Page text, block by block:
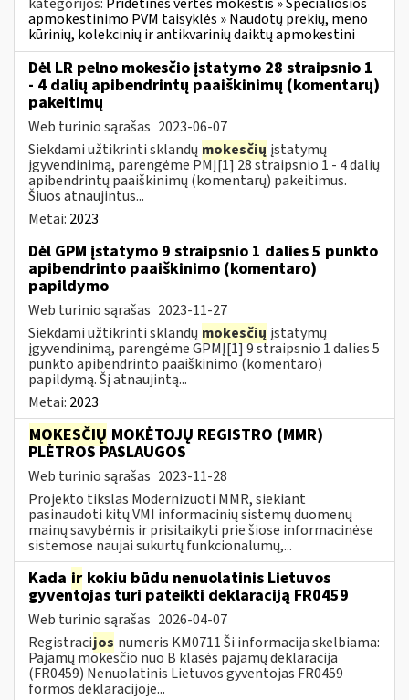
apmokestinimo PVM taisyklės » Naudotų prekių, meno
kūrinių, kolekcinių ir antikvarinių daiktų apmokestini
Dėl LR pelno mokesčio įstatymo 28 straipsnio 1
- 4 dalių apibendrintų paaiškinimų (komentarų)
pakeitimų
Web turinio sąrašas 2023-06-07
Siekdami užtikrinti sklandų mokesčių įstatymų
įgyvendinimą, parengėme PMĮ[1] 28 straipsnio 1 - 4 dalių
apibendrintų paaiškinimų (komentarų) pakeitimus.
Šiuos atnaujintus...
Metai: 2023
Dėl GPM įstatymo 9 straipsnio 1 dalies 5 punkto
apibendrinto paaiškinimo (komentaro)
papildymo
Web turinio sąrašas 2023-11-27
Siekdami užtikrinti sklandų mokesčių įstatymų
įgyvendinimą, parengėme GPMĮ[1] 9 straipsnio 1 dalies 5
punkto apibendrinto paaiškinimo (komentaro)
papildymą. Šį atnaujintą...
Metai: 2023
MOKESČIŲ MOKĖTOJŲ REGISTRO (MMR)
PLĖTROS PASLAUGOS
Web turinio sąrašas 2023-11-28
Projekto tikslas Modernizuoti MMR, siekiant
pasinaudoti kitų VMI informacinių sistemų duomenų
mainų savybėmis ir prisitaikyti prie šiose informacinėse
sistemose naujai sukurtų funkcionalumų,...
Kada ir kokiu būdu nenuolatinis Lietuvos
gyventojas turi pateikti deklaraciją FR0459
Web turinio sąrašas 2026-04-07
Registracijos numeris KM0711 Ši informacija skelbiama:
Pajamų mokesčio nuo B klasės pajamų deklaracija
(FR0459) Nenuolatinis Lietuvos gyventojas FR0459
formos deklaracijoje...